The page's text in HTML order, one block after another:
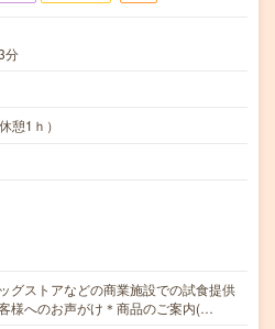
分
憩1ｈ）
グストアなどの商業施設での試食提供
様へのお声がけ＊商品のご案内(…